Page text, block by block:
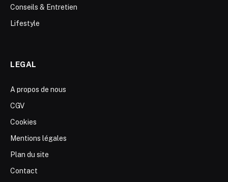
Conseils & Entretien
Lifestyle
LEGAL
A propos de nous
CGV
Cookies
Mentions légales
Plan du site
Contact